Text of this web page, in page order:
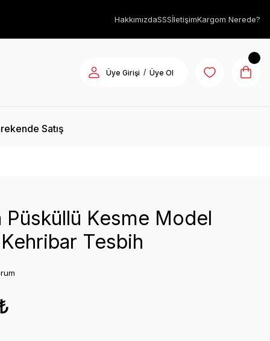
HakkımızdaSSSİletişimKargom Nerede?
Üye Girişi / Üye Ol
Satış
Püsküllü Kesme Model
Kehribar Tesbih